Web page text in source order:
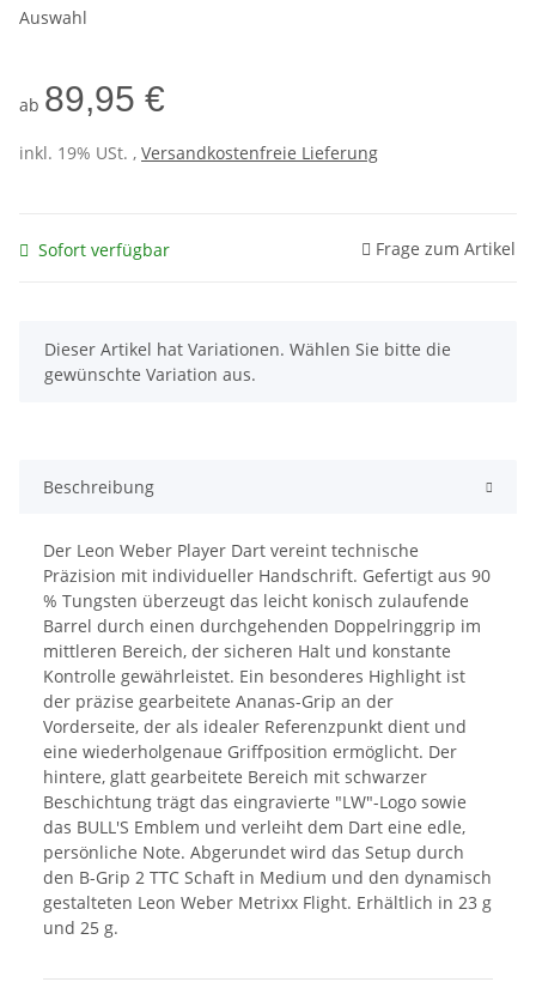
Auswahl
ab 89,95 €
inkl. 19% USt. , Versandkostenfreie Lieferung
Sofort verfügbar Frage zum Artikel
x
Dieser Artikel hat Variationen. Wählen Sie bitte die
gewünschte Variation aus.
Beschreibung
Der Leon Weber Player Dart vereint technische
Präzision mit individueller Handschrift. Gefertigt aus 90
% Tungsten überzeugt das leicht konisch zulaufende
Barrel durch einen durchgehenden Doppelringgrip im
mittleren Bereich, der sicheren Halt und konstante
Kontrolle gewährleistet. Ein besonderes Highlight ist
der präzise gearbeitete Ananas-Grip an der
Vorderseite, der als idealer Referenzpunkt dient und
eine wiederholgenaue Griffposition ermöglicht. Der
hintere, glatt gearbeitete Bereich mit schwarzer
Beschichtung trägt das eingravierte "LW"-Logo sowie
das BULL'S Emblem und verleiht dem Dart eine edle,
persönliche Note. Abgerundet wird das Setup durch
den B-Grip 2 TTC Schaft in Medium und den dynamisch
gestalteten Leon Weber Metrixx Flight. Erhältlich in 23 g
und 25 g.